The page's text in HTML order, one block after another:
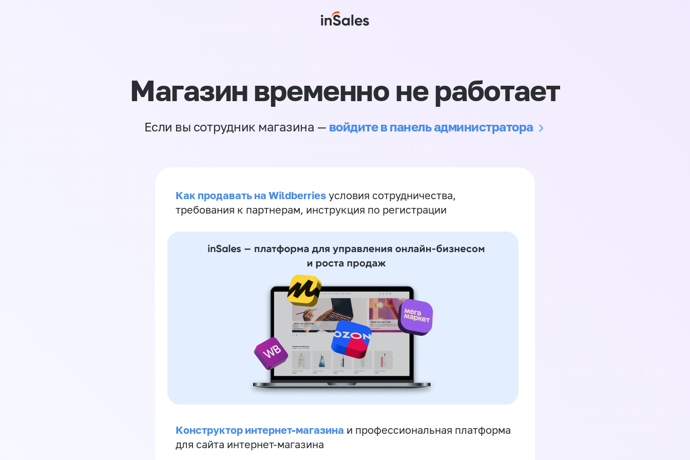
Магазин временно не работает
Если вы сотрудник магазина — войдите в панель администратора
Как продавать на Wildberries условия сотрудничества,
требования к партнерам, инструкция по регистрации
Конструктор интернет-магазина и профессиональная платформа
для сайта интернет-магазина